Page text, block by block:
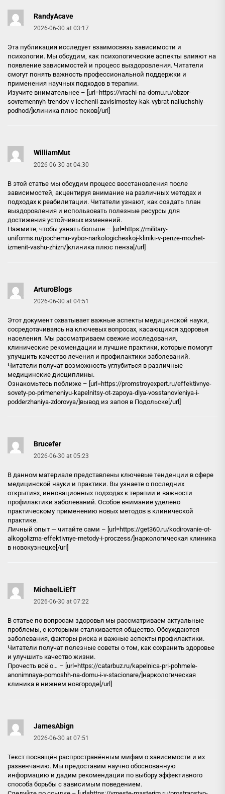
RandyAcave
2026-06-30 at 03:17
Эта публикация исследует взаимосвязь зависимости и
психологии. Мы обсудим, как психологические аспекты влияют на
появление зависимостей и процесс выздоровления. Читатели
смогут понять важность профессиональной поддержки и
применения научных подходов в терапии.
Изучите внимательнее – [url=https://vrachi-na-domu.ru/obzor-
sovremennyh-trendov-v-lechenii-zavisimostey-kak-vybrat-nailuchshiy-
podhod/]клиника плюс псков[/url]
WilliamMut
2026-06-30 at 04:30
В этой статье мы обсудим процесс восстановления после
зависимостей, акцентируя внимание на различных методах и
подходах к реабилитации. Читатели узнают, как создать план
выздоровления и использовать полезные ресурсы для
достижения устойчивых изменений.
Нажмите, чтобы узнать больше – [url=https://military-
uniforms.ru/pochemu-vybor-narkologicheskoj-kliniki-v-penze-mozhet-
izmenit-vashu-zhizn/]клиника плюс пенза[/url]
ArturoBlogs
2026-06-30 at 04:51
Этот документ охватывает важные аспекты медицинской науки,
сосредотачиваясь на ключевых вопросах, касающихся здоровья
населения. Мы рассматриваем свежие исследования,
клинические рекомендации и лучшие практики, которые помогут
улучшить качество лечения и профилактики заболеваний.
Читатели получат возможность углубиться в различные
медицинские дисциплины.
Ознакомьтесь поближе – [url=https://promstroyexpert.ru/effektivnye-
sovety-po-primeneniyu-kapelnitsy-ot-zapoya-dlya-vosstanovleniya-i-
podderzhaniya-zdorovya/]вывод из запоя в Подольске[/url]
Brucefer
2026-06-30 at 05:23
В данном материале представлены ключевые тенденции в сфере
медицинской науки и практики. Вы узнаете о последних
открытиях, инновационных подходах к терапии и важности
профилактики заболеваний. Особое внимание уделено
практическому применению новых методов в клинической
практике.
Личный опыт — читайте сами – [url=https://get360.ru/kodirovanie-ot-
alkogolizma-effektivnye-metody-i-proczess/]наркологическая клиника
в новокузнецке[/url]
MichaelLiEfT
2026-06-30 at 07:22
В статье по вопросам здоровья мы рассматриваем актуальные
проблемы, с которыми сталкивается общество. Обсуждаются
заболевания, факторы риска и важные аспекты профилактики.
Читатели получат полезные советы о том, как сохранить здоровье
и улучшить качество жизни.
Прочесть всё о… – [url=https://catarbuz.ru/kapelnica-pri-pohmele-
anonimnaya-pomoshh-na-domu-i-v-stacionare/]наркологическая
клиника в нижнем новгороде[/url]
JamesAbign
2026-06-30 at 07:51
Текст посвящён распространённым мифам о зависимости и их
развенчанию. Мы предоставим научно обоснованную
информацию и дадим рекомендации по выбору эффективного
способа борьбы с зависимым поведением.